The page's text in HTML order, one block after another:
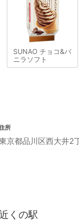
SUNAO チョコ&バ
ニラソフト
所
京都品川区西大井2
くの駅